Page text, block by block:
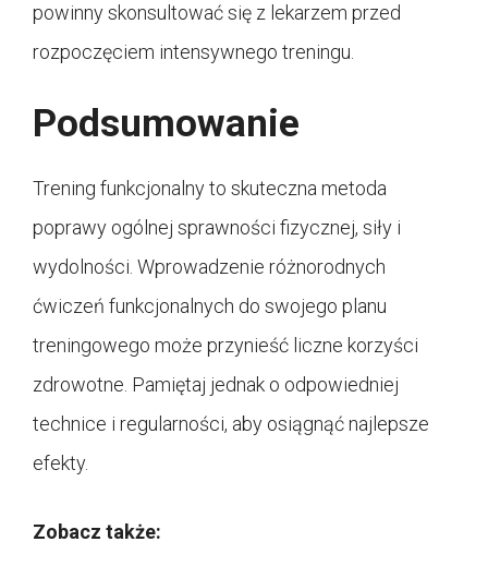
powinny skonsultować się z lekarzem przed
rozpoczęciem intensywnego treningu.
Podsumowanie
Trening funkcjonalny to skuteczna metoda
poprawy ogólnej sprawności fizycznej, siły i
wydolności. Wprowadzenie różnorodnych
ćwiczeń funkcjonalnych do swojego planu
treningowego może przynieść liczne korzyści
zdrowotne. Pamiętaj jednak o odpowiedniej
technice i regularności, aby osiągnąć najlepsze
efekty.
Zobacz także: